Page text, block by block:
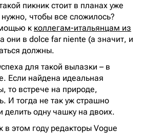
пикник стоит в планах уже
чтобы все сложилось?
к коллегам-итальянцам из
они в dolce far niente (а значит, и
должны.
для такой вылазки – в
Если найдена идеальная
то встрече на природе,
И тогда не так уж страшно
делить одну чашку на двоих.
в этом году редакторы Vogue